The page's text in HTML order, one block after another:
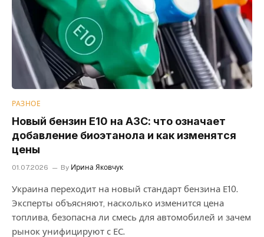
РАЗНОЕ
Новый бензин Е10 на АЗС: что означает
добавление биоэтанола и как изменятся
цены
01.07.2026 By Ирина Яковчук
Украина переходит на новый стандарт бензина Е10.
Эксперты объясняют, насколько изменится цена
топлива, безопасна ли смесь для автомобилей и зачем
рынок унифицируют с ЕС.